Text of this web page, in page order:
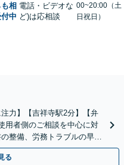
相
中
電話・ビデオな
ど)は応相談
00~20:00（土
日祝日）
力】【吉祥寺駅2分】【弁
用者側のご相談を中心に対
整備、労務トラブルの早期
る